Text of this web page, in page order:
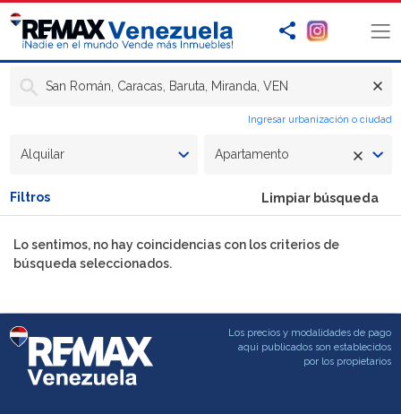
San Román, Caracas, Baruta, Miranda, VEN
Ingresar urbanización o ciudad
Alquilar Apartamento
Filtros Limpiar búsqueda
Lo sentimos, no hay coincidencias con los criterios de
búsqueda seleccionados.
Los precios y modalidades de pago
aqui publicados son establecidos
por los propietarios